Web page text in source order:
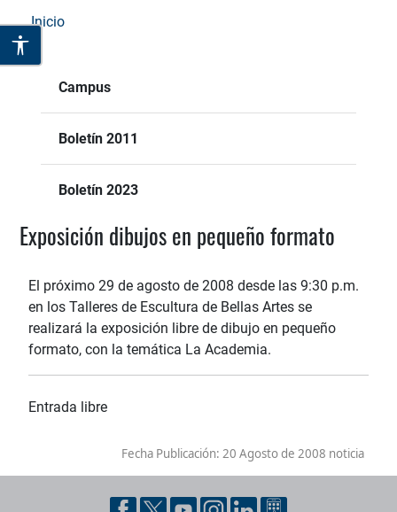
Inicio
Campus
Boletín 2011
Boletín 2023
Exposición dibujos en pequeño formato
El próximo 29 de agosto de 2008 desde las 9:30 p.m.
en los Talleres de Escultura de Bellas Artes se
realizará la exposición libre de dibujo en pequeño
formato, con la temática La Academia.
Entrada libre
Fecha Publicación: 20 Agosto de 2008 noticia